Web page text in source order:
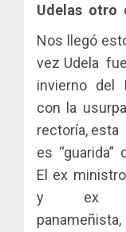
Udelas otro
Nos llegó
vez Udela
invierno del
con la
rectoría, esta
es “guarida”
El ex
y ex